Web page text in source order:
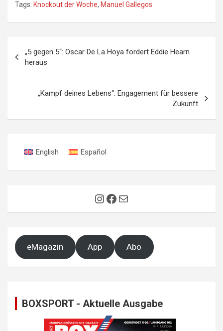
Tags: Knockout der Woche, Manuel Gallegos
„5 gegen 5“: Oscar De La Hoya fordert Eddie Hearn
heraus
„Kampf deines Lebens“: Engagement für bessere
Zukunft
English Español
Instagram
Facebook
E-Mail
eMagazin App Abo
BOXSPORT - Aktuelle Ausgabe